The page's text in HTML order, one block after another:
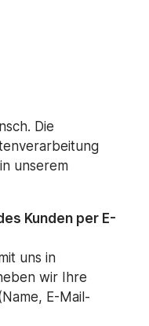
Die
unserem
Kunden per E-
uns in
wir Ihre
E-Mail-